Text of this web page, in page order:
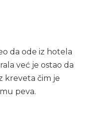
da ode iz hotela
već je ostao da
kreveta čim je
peva.